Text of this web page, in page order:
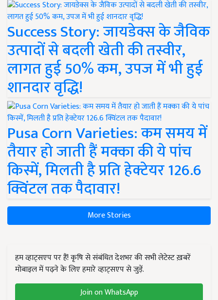
Success Story: जायडेक्स के जैविक
उत्पादों से बदली खेती की तस्वीर,
लागत हुई 50% कम, उपज में भी हुई
शानदार वृद्धि!
Pusa Corn Varieties: कम समय में
तैयार हो जाती हैं मक्का की ये पांच
किस्में, मिलती है प्रति हेक्टेयर 126.6
क्विंटल तक पैदावार!
More Stories
हम व्हाट्सएप पर हैं! कृषि से संबंधित देशभर की सभी लेटेस्ट ख़बरें
मोबाइल में पढ़ने के लिए हमारे व्हाट्सएप से जुड़ें.
Join on WhatsApp